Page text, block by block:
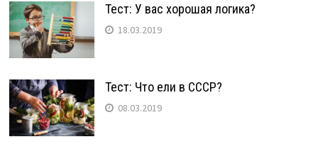
Тест: У вас хорошая логика?
18.03.2019
Тест: Что ели в СССР?
08.03.2019